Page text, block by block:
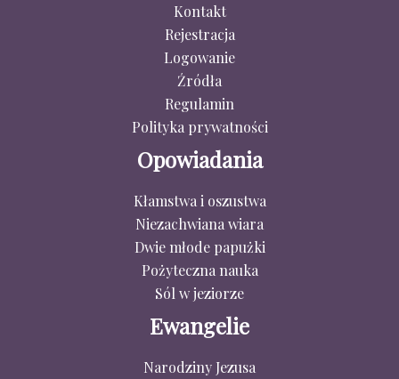
Kontakt
Rejestracja
Logowanie
Źródła
Regulamin
Polityka prywatności
Opowiadania
Kłamstwa i oszustwa
Niezachwiana wiara
Dwie młode papużki
Pożyteczna nauka
Sól w jeziorze
Ewangelie
Narodziny Jezusa